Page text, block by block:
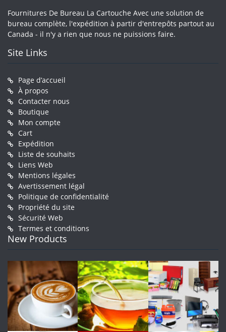
Fournitures De Bureau La Cartouche Avec une solution de
bureau complète, l'expédition à partir d'entrepôts partout au
Canada - il n'y a rien que nous ne puissions faire.
Site Links
Page d’accueil
À propos
Contacter nous
Boutique
Mon compte
Cart
Expédition
Liste de souhaits
Liens Web
Mentions légales
Avertissement légal
Politique de confidentialité
Propriété du site
Sécurité Web
Termes et conditions
New Products